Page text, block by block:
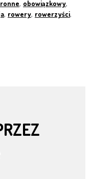
, obowiązkowy,
, rowery, rowerzyści,